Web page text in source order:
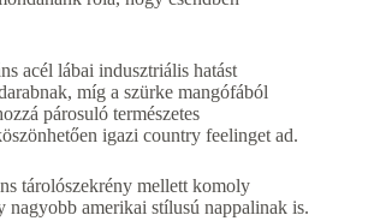
acél lábai indusztriális hatást
míg a szürke mangófából
párosuló természetes
igazi country feelinget ad.
tárolószekrény mellett komoly
nagyobb amerikai stílusú nappalinak is.